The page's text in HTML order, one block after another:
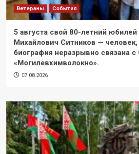
Ветераны События
5 августа свой 80-летний
Михайлович Ситников — человек,
биография неразрывно связана
«Могилевхимволокно».
07.08.2026